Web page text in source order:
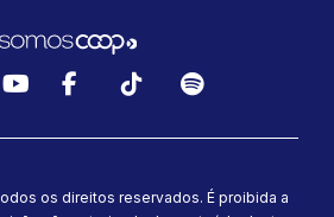
os direitos reservados. É proibida a